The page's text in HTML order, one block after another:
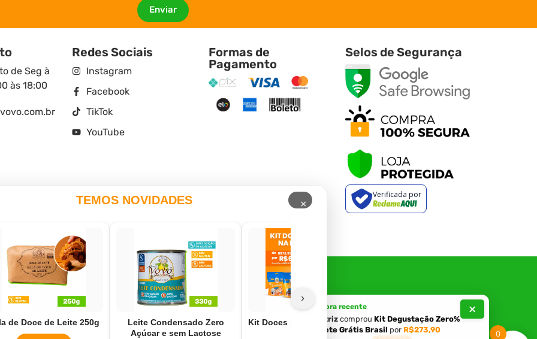
Enviar
de Seg à
às 18:00
Redes Sociais
Instagram
Facebook
TikTok
YouTube
Formas de
Pagamento
Selos de Segurança
Verificada por
*Valor mínimo de R$ 30,00 por parcela para pagamentos no cartão de crédito.
Copyright© Doces Vovó LTDA
Todos direitos reservados
0
×
Compra recente
Beatriz comprou Kit Degustação Zero%
+ Frete Grátis Brasil por R$273,90
TEMOS NOVIDADES ×
de Doce de Leite 250g
Leite Condensado Zero
Açúcar e sem Lactose
Kit Doces pra Levar na Bolsa
Kit Degustação Zero% +
Frete Grátis Brasil
Kit
›